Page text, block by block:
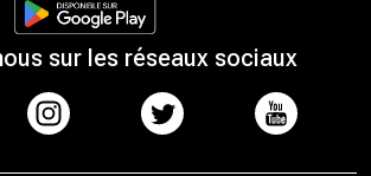
sur les réseaux sociaux